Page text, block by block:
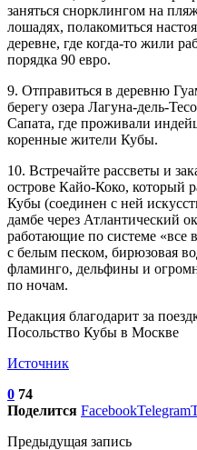
заняться снорклингом на
лошадях, полакомиться
деревне, где когда-то жили
порядка 90 евро.
9. Отправиться в деревню
берегу озера Лагуна-дель-
Сапата, где проживали
коренные жители Кубы.
10. Встречайте рассветы и
острове Кайо-Коко, который
Кубы (соединен с ней
дамбе через Атлантический
работающие по системе «все
с белым песком, бирюзовая
фламинго, дельфины и
по ночам.
Редакция благодарит за
Посольство Кубы в Москве
Источник
0 74
Поделится FacebookTelegram
Предыдущая запись